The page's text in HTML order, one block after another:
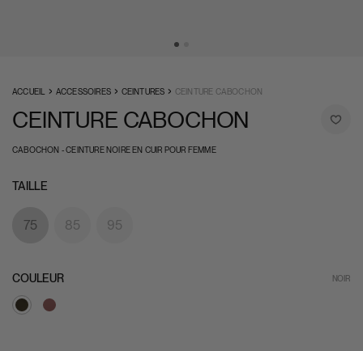
ACCUEIL › ACCESSOIRES › CEINTURES › CEINTURE CABOCHON
CEINTURE CABOCHON
CABOCHON - CEINTURE NOIRE EN CUIR POUR FEMME
TAILLE
75 85 95
COULEUR NOIR